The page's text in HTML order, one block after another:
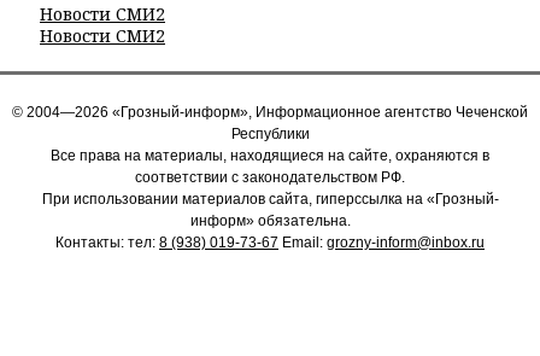
Новости СМИ2
Новости СМИ2
© 2004—2026 «Грозный-информ», Информационное агентство Чеченской
Республики
Все права на материалы, находящиеся на сайте, охраняются в
соответствии с законодательством РФ.
При использовании материалов сайта, гиперссылка на «Грозный-
информ» обязательна.
Контакты: тел: 8 (938) 019-73-67 Email: grozny-inform@inbox.ru